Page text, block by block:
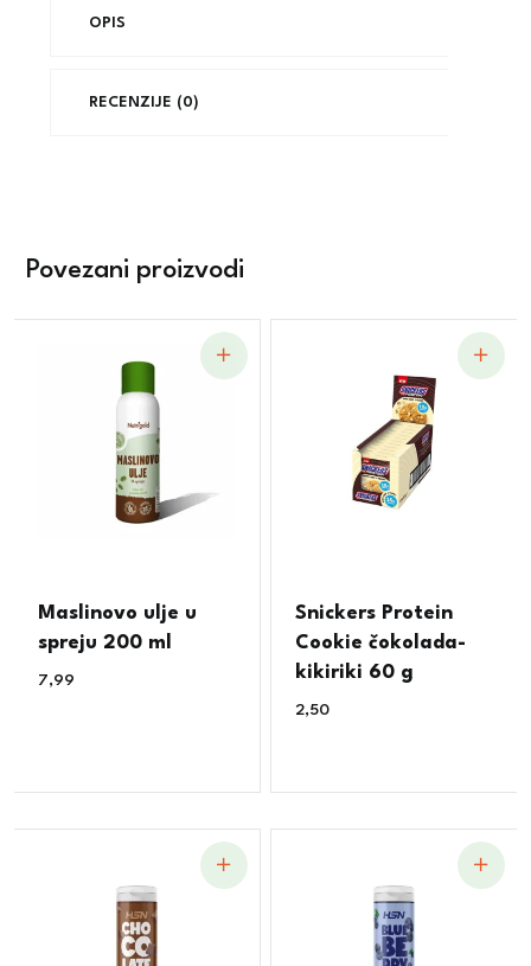
OPIS
RECENZIJE (0)
Povezani proizvodi
Maslinovo ulje u
spreju 200 ml
7,99
Snickers Protein
Cookie čokolada-
kikiriki 60 g
2,50